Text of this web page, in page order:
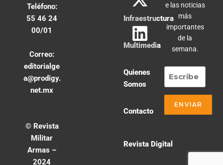
Teléfono:
55 46 24
00/01
Correo:
editorialge
a@prodigy.
net.mx
© Revista
Militar
Armas –
2024
Infraestructura
Multimedia
Quienes
Somos
Contacto
Revista Digital
e las noticias
más
importantes
de la
semana.